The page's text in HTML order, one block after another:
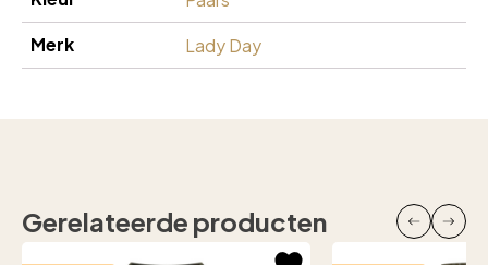
Merk
Lady Day
Gerelateerde producten